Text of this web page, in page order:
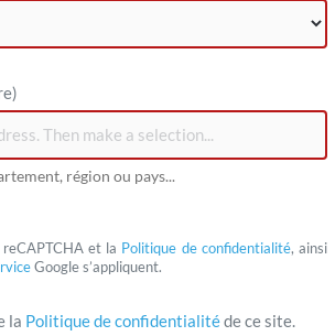
région ou pays...
et la Politique de confidentialité, ainsi
Google s’appliquent.
la Politique de confidentialitéde ce site.